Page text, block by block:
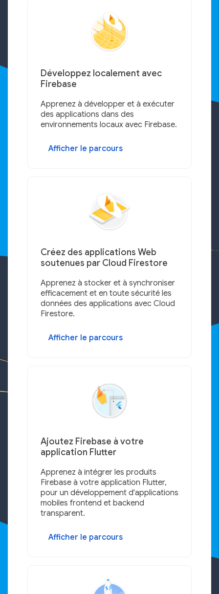
Développez localement avec
Firebase
Apprenez à développer et à exécuter
des applications dans des
environnements locaux avec Firebase.
Afficher le parcours
Créez des applications Web
soutenues par Cloud Firestore
Apprenez à stocker et à synchroniser
efficacement et en toute sécurité les
données des applications avec Cloud
Firestore.
Afficher le parcours
Ajoutez Firebase à votre
application Flutter
Apprenez à intégrer les produits
Firebase à votre application Flutter,
pour un développement d'applications
mobiles frontend et backend
transparent.
Afficher le parcours